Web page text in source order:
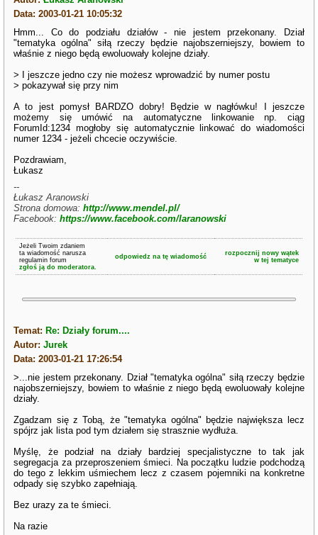
Data: 2003-01-21 10:05:32
Hmm... Co do podziału działów - nie jestem przekonany. Dział
"tematyka ogólna" siłą rzeczy będzie najobszerniejszy, bowiem to
właśnie z niego będą ewoluowały kolejne działy.
> I jeszcze jedno czy nie możesz wprowadzić by numer postu
> pokazywał się przy nim
A to jest pomysł BARDZO dobry! Będzie w nagłówku! I jeszcze
możemy się umówić na automatyczne linkowanie np. ciąg
ForumId:1234 mogłoby się automatycznie linkować do wiadomości
numer 1234 - jeżeli chcecie oczywiście.
Pozdrawiam,
Łukasz
--
Łukasz Aranowski
Strona domowa:http://www.mendel.pl/
Facebook:https://www.facebook.com/laranowski
Jeżeli Twoim zdaniem
ta wiadomość narusza
regulamin forum
zgłoś ją do moderatora.
odpowiedz na tę wiadomość
rozpocznij nowy wątek
w tej tematyce
Temat: Re: Działy forum....
Autor:Jurek
Data: 2003-01-21 17:26:54
>...nie jestem przekonany. Dział "tematyka ogólna" siłą rzeczy będzie
najobszerniejszy, bowiem to właśnie z niego będą ewoluowały kolejne
działy.
Zgadzam się z Tobą, że "tematyka ogólna" będzie największa lecz
spójrz jak lista pod tym działem się strasznie wydłuża.
Myślę, że podział na działy bardziej specjalistyczne to tak jak
segregacja za przeproszeniem śmieci. Na początku ludzie podchodzą
do tego z lekkim uśmiechem lecz z czasem pojemniki na konkretne
odpady się szybko zapełniają.
Bez urazy za te śmieci.
Na razie